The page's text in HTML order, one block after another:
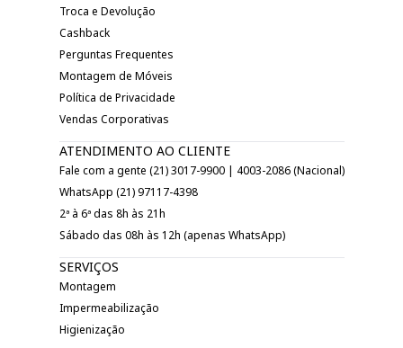
Troca e Devolução
Cashback
Perguntas Frequentes
Montagem de Móveis
Política de Privacidade
Vendas Corporativas
ATENDIMENTO AO CLIENTE
Fale com a gente (21) 3017-9900 | 4003-2086 (Nacional)
WhatsApp (21) 97117-4398
2ª à 6ª das 8h às 21h
Sábado das 08h às 12h (apenas WhatsApp)
SERVIÇOS
Montagem
Impermeabilização
Higienização